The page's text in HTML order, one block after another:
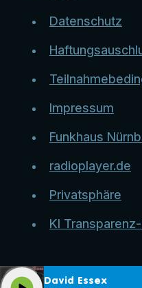
Datenschutz
Impressum
Funkhaus
radioplayer.de
Privatsphäre
KI
David Essex